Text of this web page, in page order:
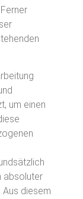
um einen
absoluter
diesem